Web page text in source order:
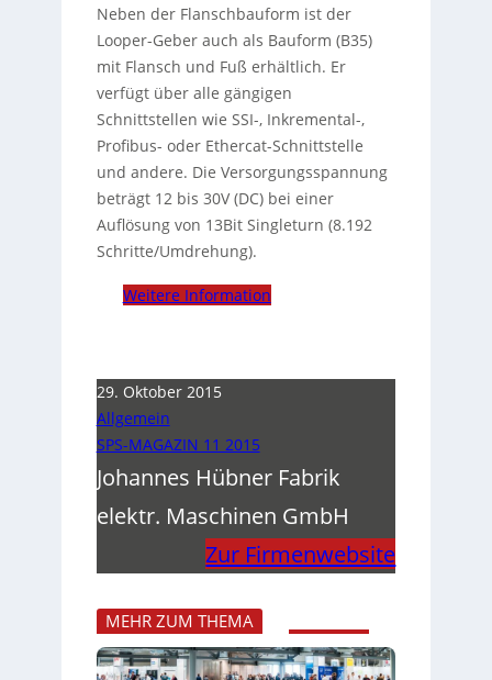
Neben der Flanschbauform ist der
Looper-Geber auch als Bauform (B35)
mit Flansch und Fuß erhältlich. Er
verfügt über alle gängigen
Schnittstellen wie SSI-, Inkremental-,
Profibus- oder Ethercat-Schnittstelle
und andere. Die Versorgungsspannung
beträgt 12 bis 30V (DC) bei einer
Auflösung von 13Bit Singleturn (8.192
Schritte/Umdrehung).
Weitere Information
29. Oktober 2015
Allgemein
SPS-MAGAZIN 11 2015
Johannes Hübner Fabrik
elektr. Maschinen GmbH
Zur Firmenwebsite
MEHR ZUM THEMA